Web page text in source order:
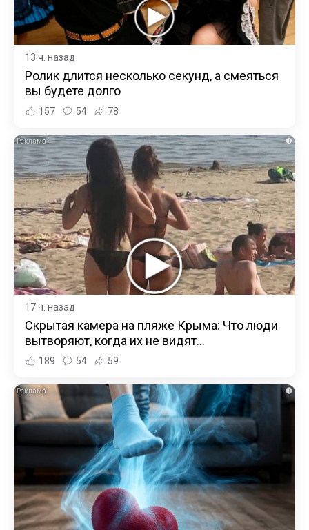
13 ч. назад
Ролик длится несколько секунд, а смеяться
вы будете долго
157 54 78
i
17 ч. назад
Скрытая камера на пляже Крыма: Что люди
вытворяют, когда их не видят...
189 54 59
i